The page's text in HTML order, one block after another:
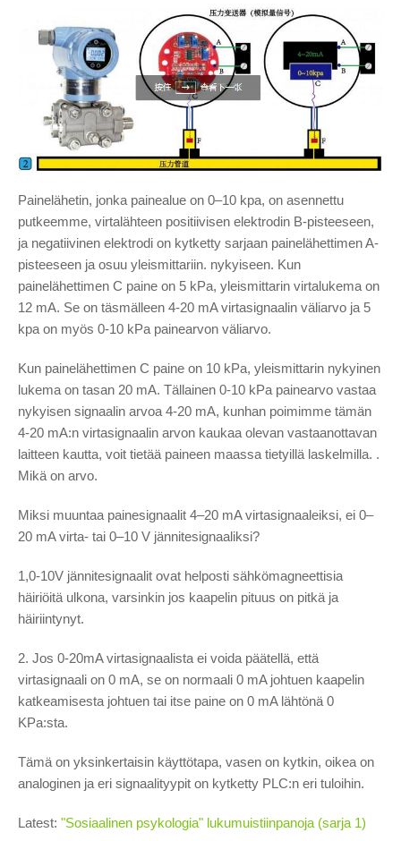
Painelähetin, jonka painealue on 0–10 kpa, on asennettu
putkeemme, virtalähteen positiivisen elektrodin B-pisteeseen,
ja negatiivinen elektrodi on kytketty sarjaan painelähettimen A-
pisteeseen ja osuu yleismittariin. nykyiseen. Kun
painelähettimen C paine on 5 kPa, yleismittarin virtalukema on
12 mA. Se on täsmälleen 4-20 mA virtasignaalin väliarvo ja 5
kpa on myös 0-10 kPa painearvon väliarvo.
Kun painelähettimen C paine on 10 kPa, yleismittarin nykyinen
lukema on tasan 20 mA. Tällainen 0-10 kPa painearvo vastaa
nykyisen signaalin arvoa 4-20 mA, kunhan poimimme tämän
4-20 mA:n virtasignaalin arvon kaukaa olevan vastaanottavan
laitteen kautta, voit tietää paineen maassa tietyillä laskelmilla. .
Mikä on arvo.
Miksi muuntaa painesignaalit 4–20 mA virtasignaaleiksi, ei 0–
20 mA virta- tai 0–10 V jännitesignaaliksi?
1,0-10V jännitesignaalit ovat helposti sähkömagneettisia
häiriöitä ulkona, varsinkin jos kaapelin pituus on pitkä ja
häiriintynyt.
2. Jos 0-20mA virtasignaalista ei voida päätellä, että
virtasignaali on 0 mA, se on normaali 0 mA johtuen kaapelin
katkeamisesta johtuen tai itse paine on 0 mA lähtönä 0
KPa:sta.
Tämä on yksinkertaisin käyttötapa, vasen on kytkin, oikea on
analoginen ja eri signaalityypit on kytketty PLC:n eri tuloihin.
Latest: "Sosiaalinen psykologia" lukumuistiinpanoja (sarja 1)